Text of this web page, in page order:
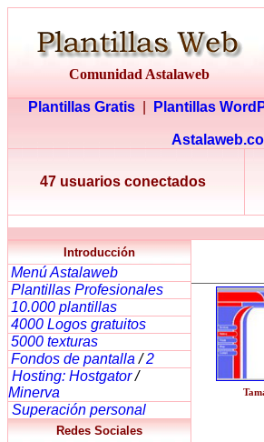
Comunidad Astalaweb
Plantillas Gratis Plantillas
47 usuarios conectados
Introducción
Menú Astalaweb
Plantillas Profesionales
10.000 plantillas
4000 Logos gratuitos
5000 texturas
Fondos de pantalla/2
Hosting: Hostgator/
Minerva
Superación personal
Redes Sociales